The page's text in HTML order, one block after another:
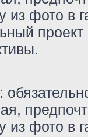
из фото в
из фото в